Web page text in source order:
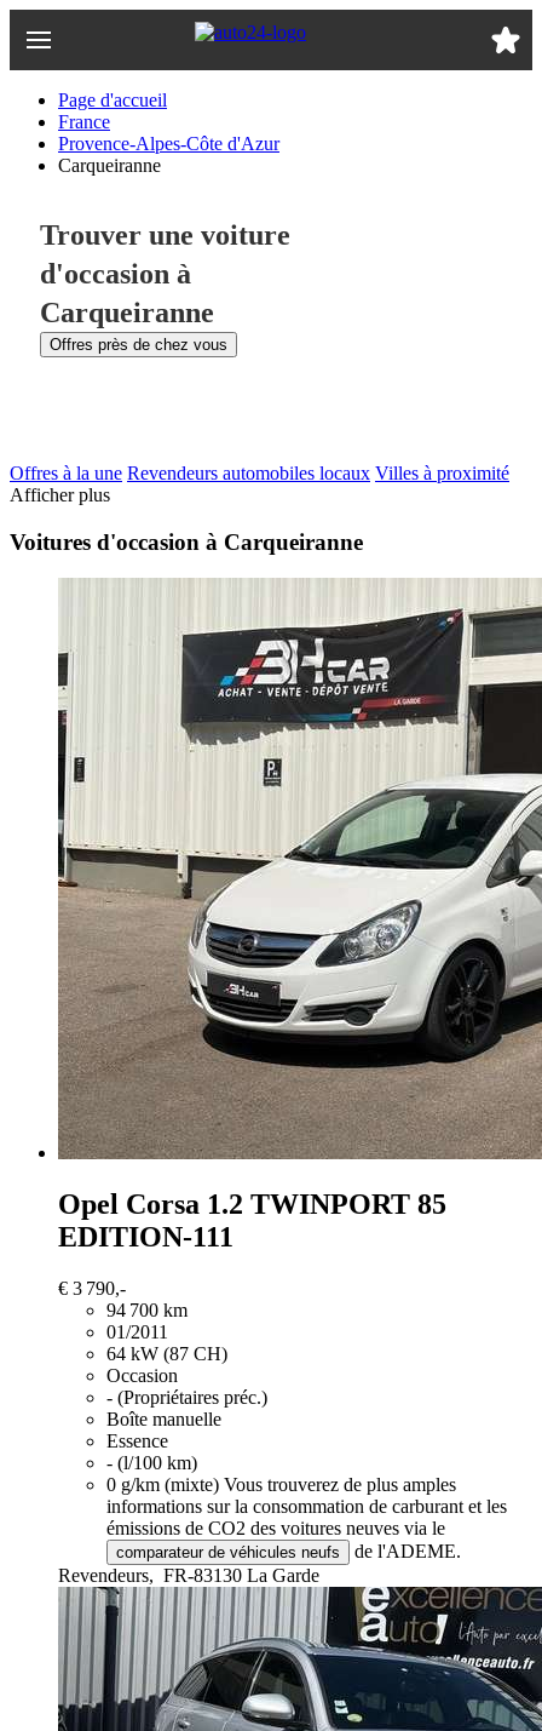
au
Page d'accueil
France
Provence-Alpes-Côte d'Azur
Carqueiranne
Trouver une voiture
d'occasion à
Carqueiranne
Offres près de chez vous
Offres à la une Revendeurs automobiles locaux Villes à proximité
Afficher plus
Voitures d'occasion à Carqueiranne
Opel Corsa 1.2 TWINPORT 85
EDITION-111
€ 3 790,-
94 700 km
01/2011
64 kW (87 CH)
Occasion
- (Propriétaires préc.)
Boîte manuelle
Essence
- (l/100 km)
0 g/km (mixte) Vous trouverez de plus amples
informations sur la consommation de carburant et les
émissions de CO2 des voitures neuves via le
comparateur de véhicules neufs
de l'ADEME.
Revendeurs, FR-83130 La Garde